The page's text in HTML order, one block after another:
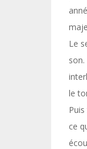
Le
son.
le
ce